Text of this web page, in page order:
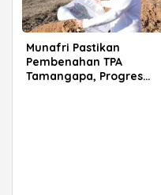
Munafri Pastikan
Pembenahan TPA
Tamangapa, Progres